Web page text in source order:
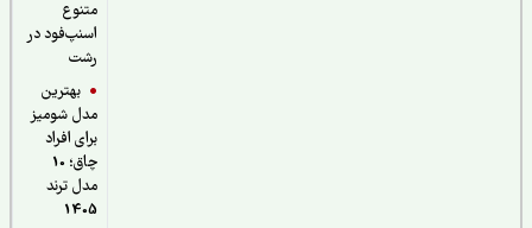
اسنپ‌فود در
بهترین
مدل شومیز
برای افراد
چاق؛ 10
مدل ترند